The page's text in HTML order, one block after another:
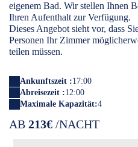
eigenem Bad. Wir stellen Ihnen
Ihren Aufenthalt zur Verfügung.
Dieses Angebot sieht vor, dass
Personen Ihr Zimmer
teilen müssen.
Ankunftszeit :17:00
Abreisezeit :12:00
Maximale Kapazität:4
AB 213€ /NACHT